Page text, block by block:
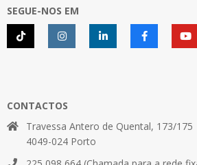
SEGUE-NOS EM
CONTACTOS
Travessa Antero de Quental, 173/175
4049-024 Porto